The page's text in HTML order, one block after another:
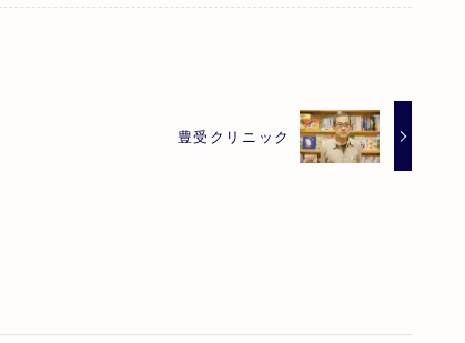
豊受クリニック